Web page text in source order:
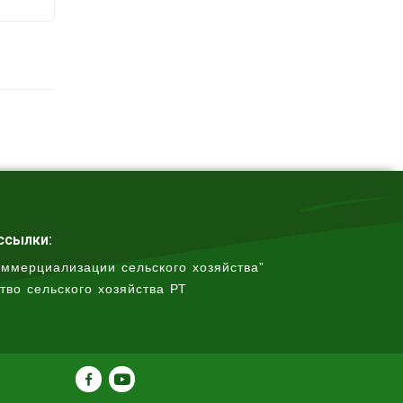
сельского хозяйства”
сельского хозяйства РТ